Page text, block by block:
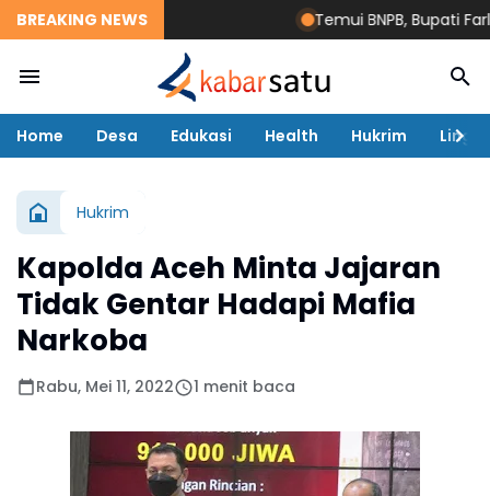
BREAKING NEWS Temui BNPB, Bupati
Home Desa Edukasi Health Hukrim
Hukrim
Kapolda Aceh Minta Jajaran
Tidak Gentar Hadapi Mafia
Narkoba
Rabu, Mei 11, 2022 1 menit baca